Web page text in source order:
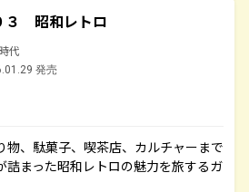
３ 昭和レトロ
代
発売
物、駄菓子、喫茶店、カルチャーまで
詰まった昭和レトロの魅力を旅するガ